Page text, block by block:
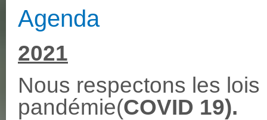
Agenda
2021
Nous respectons les
pandémie(COVID 19).